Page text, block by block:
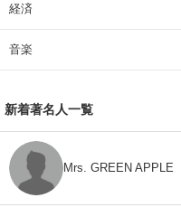
経済
音楽
新着著名人一覧
Mrs. GREEN APPLE